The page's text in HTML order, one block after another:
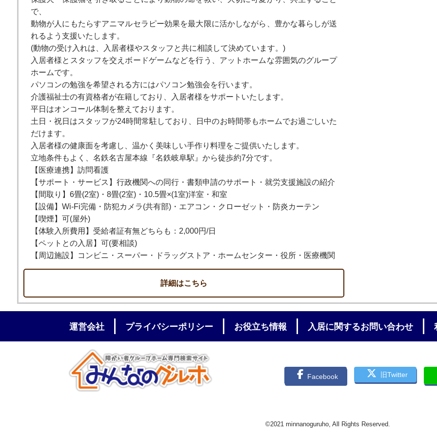
で、
動物が人にもたらすアニマルセラピー効果を最大限に活かしながら、豊かな暮らしが送
れるよう支援いたします。
(動物の受け入れは、入居者様やスタッフと共に相談して決めています。)
入居者様とスタッフを交えボードゲームなどを行う、アットホームな雰囲気のグループ
ホームです。
パソコンの勉強を希望される方にはパソコン勉強会を行います。
介護福祉士の有資格者が在籍しており、入居者様をサポートいたします。
平日はオンコール体制を整えております。
土日・祝日はスタッフが24時間常駐しており、日中のお時間帯もホームでお過ごしいた
だけます。
入居者様の健康面を考慮し、温かく美味しい手作り料理をご提供いたします。
立地条件もよく、名鉄名古屋本線『名鉄岐阜駅』から徒歩約7分です。
【医療連携】訪問看護
【サポート・サービス】行政機関への同行・書類申請のサポート・就労支援施設の紹介
【間取り】6畳(2室)・8畳(2室)・10.5畳×(1室)洋室・和室
【設備】Wi-Fi完備・防犯カメラ(共有部)・エアコン・クローゼット・防炎カーテン
【喫煙】可(屋外)
【体験入所費用】受給者証有無どちらも：2,000円/日
【ペットとの入居】可(要相談)
【周辺施設】コンビニ・スーパー・ドラッグストア・ホームセンター・役所・医療機関
詳細はこちら
運営会社 プライバシーポリシー お役立ち情報 入居に関するお問い合わせ
Facebook 旧Twitter
©2021 minnanoguruho, All Rights Reserved.